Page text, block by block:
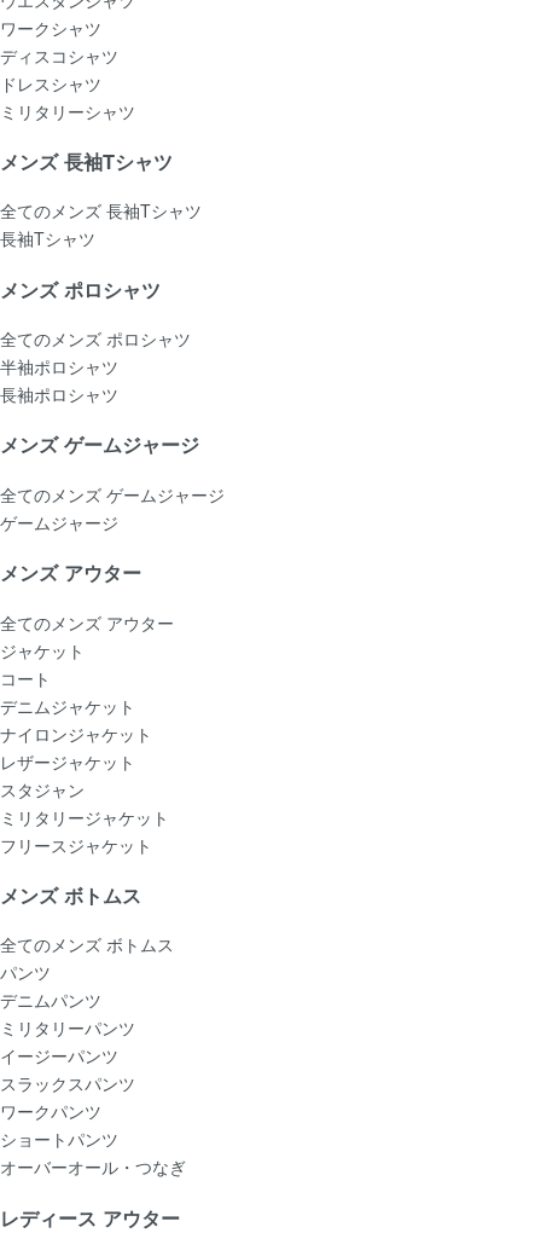
ワークシャツ
ディスコシャツ
ドレスシャツ
ミリタリーシャツ
メンズ 長袖Tシャツ
全てのメンズ 長袖Tシャツ
長袖Tシャツ
メンズ ポロシャツ
全てのメンズ ポロシャツ
半袖ポロシャツ
長袖ポロシャツ
メンズ ゲームジャージ
全てのメンズ ゲームジャージ
ゲームジャージ
メンズ アウター
全てのメンズ アウター
ジャケット
コート
デニムジャケット
ナイロンジャケット
レザージャケット
スタジャン
ミリタリージャケット
フリースジャケット
メンズ ボトムス
全てのメンズ ボトムス
パンツ
デニムパンツ
ミリタリーパンツ
イージーパンツ
スラックスパンツ
ワークパンツ
ショートパンツ
オーバーオール・つなぎ
レディース アウター